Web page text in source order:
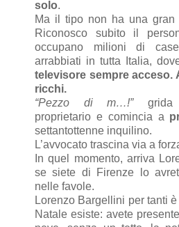
solo.
Ma il tipo non ha una gran
Riconosco subito il
occupano milioni di
arrabbiati in tutta Italia,
televisore sempre acceso.
ricchi.
“Pezzo di m…!”grida
proprietario e comincia a
settantottenne inquilino.
L’avvocato trascina via a
In quel momento, arriva
se siete di Firenze lo
nelle favole.
Lorenzo Bargellini per tanti
Natale esiste: avete